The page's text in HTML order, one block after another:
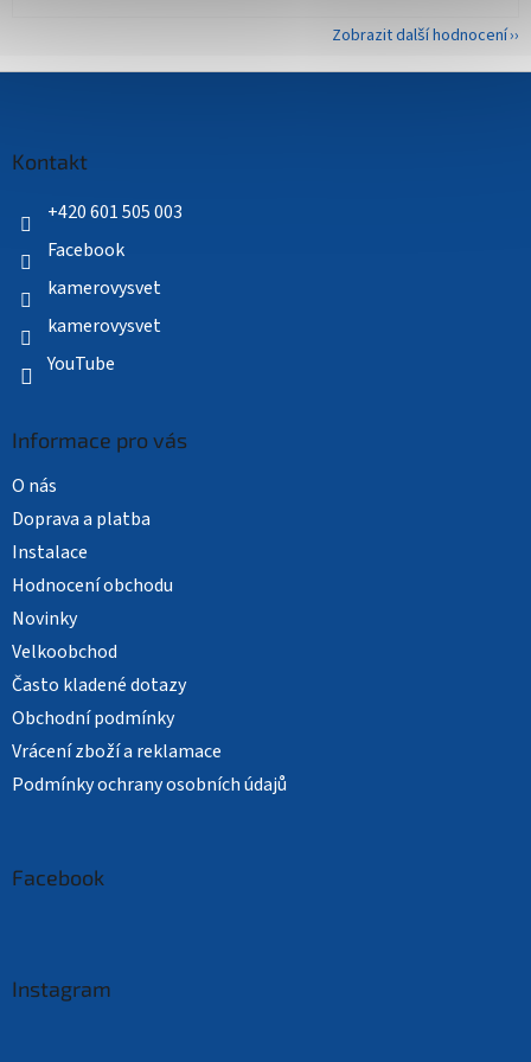
Zobrazit další hodnocení
Kontakt
+420 601 505 003
Facebook
kamerovysvet
kamerovysvet
YouTube
Informace pro vás
O nás
Doprava a platba
Instalace
Hodnocení obchodu
Novinky
Velkoobchod
Často kladené dotazy
Obchodní podmínky
Vrácení zboží a reklamace
Podmínky ochrany osobních údajů
Facebook
Instagram